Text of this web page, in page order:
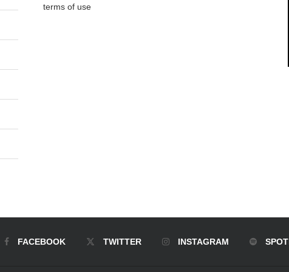
terms of use
FACEBOOK TWITTER INSTAGRAM